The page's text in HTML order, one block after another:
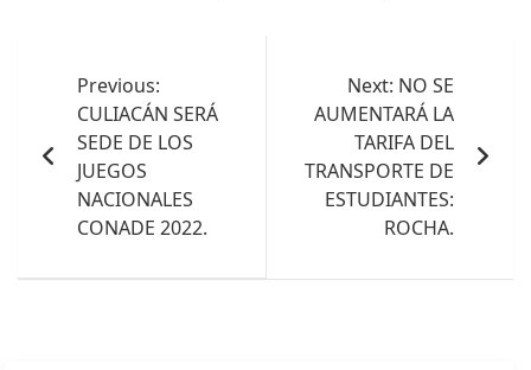
entradas
Previous:
CULIACÁN SERÁ
SEDE DE LOS
JUEGOS
NACIONALES
CONADE 2022.
Next: NO SE
AUMENTARÁ LA
TARIFA DEL
TRANSPORTE DE
ESTUDIANTES:
ROCHA.